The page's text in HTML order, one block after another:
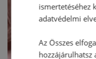
ismertetéséhez
adatvédelmi
Az Összes
hozzájárulhatsz